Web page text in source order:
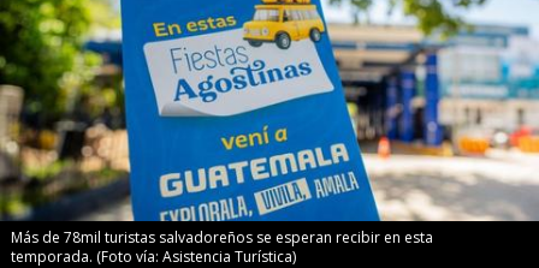
Más de 78mil turistas salvadoreños se esperan recibir en esta
temporada. (Foto vía: Asistencia Turística)